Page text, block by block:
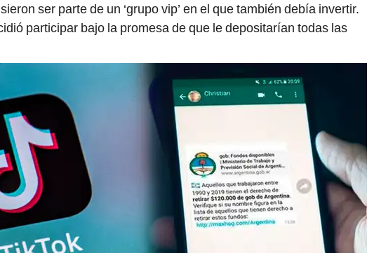
ser parte de un ‘grupo vip’ en el que también debía invertir.
participar bajo la promesa de que le depositarían todas las